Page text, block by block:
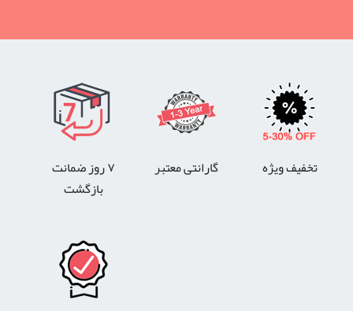
تخفیف ویژه گارانتی معتبر
۷ روز ضمانت
بازگشت